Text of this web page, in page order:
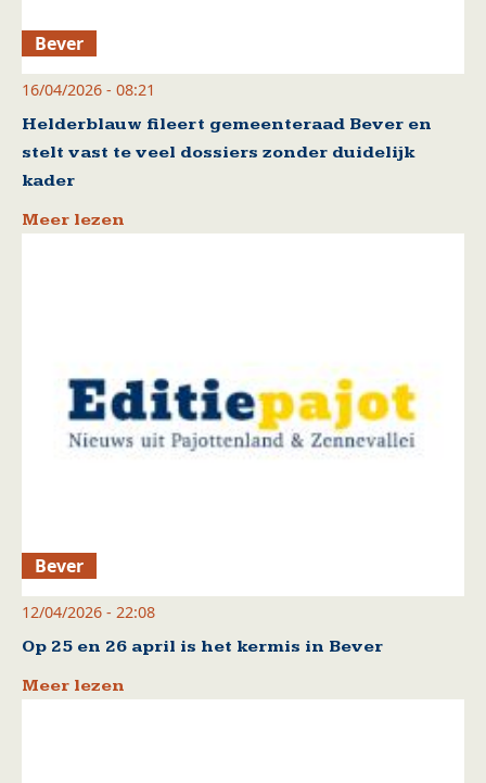
Bever
16/04/2026 - 08:21
Helderblauw fileert gemeenteraad Bever en
stelt vast te veel dossiers zonder duidelijk
kader
Meer lezen
Bever
12/04/2026 - 22:08
Op 25 en 26 april is het kermis in Bever
Meer lezen